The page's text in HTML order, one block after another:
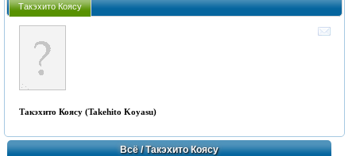
Такэхито Коясу
Такэхито Коясу (Takehito Koyasu)
Всё/ Такэхито Коясу